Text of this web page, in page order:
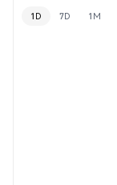
1D 7D 1M